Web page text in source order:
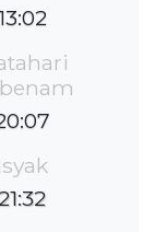
Isyak